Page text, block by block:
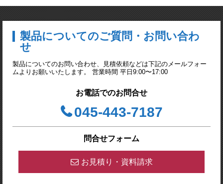
製品についてのご質問・お問い合わ
せ
製品についてのお問い合わせ、見積依頼などは下記のメールフォー
ムよりお願いいたします。 営業時間 平日9:00〜17:00
お電話でのお問合せ
045-443-7187
問合せフォーム
お見積り・資料請求